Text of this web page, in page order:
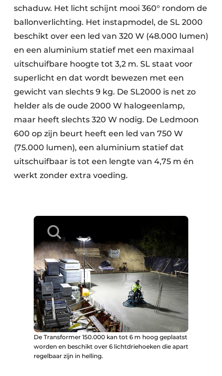
schaduw. Het licht schijnt mooi 360° rondom de
ballonverlichting. Het instapmodel, de SL 2000
beschikt over een led van 320 W (48.000 lumen)
en een aluminium statief met een maximaal
uitschuifbare hoogte tot 3,2 m. SL staat voor
superlicht en dat wordt bewezen met een
gewicht van slechts 9 kg. De SL2000 is net zo
helder als de oude 2000 W halogeenlamp,
maar heeft slechts 320 W nodig. De Ledmoon
600 op zijn beurt heeft een led van 750 W
(75.000 lumen), een aluminium statief dat
uitschuifbaar is tot een lengte van 4,75 m én
werkt zonder extra voeding.
De Transformer 150.000 kan tot 6 m hoog geplaatst
worden en beschikt over 6 lichtdriehoeken die apart
regelbaar zijn in helling.